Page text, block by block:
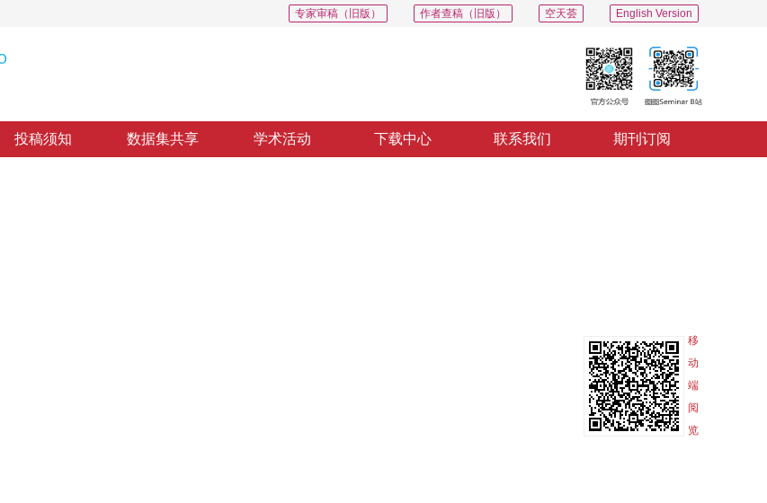
English Version
空天荟
作者查稿（旧版）
专家审稿（旧版）
投稿须知 数据集共享 学术活动 下载中心 联系我们 期刊订阅
移
动
端
阅
览